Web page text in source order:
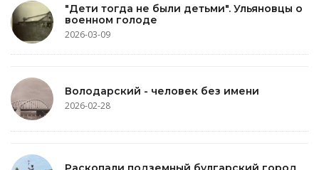
"Дети тогда не были детьми". Ульяновцы о
военном голоде
2026-03-09
Володарский - человек без имени
2026-02-28